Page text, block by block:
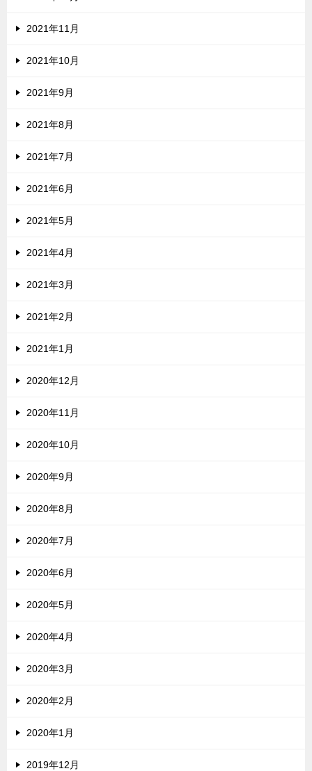
2021年11月
2021年10月
2021年9月
2021年8月
2021年7月
2021年6月
2021年5月
2021年4月
2021年3月
2021年2月
2021年1月
2020年12月
2020年11月
2020年10月
2020年9月
2020年8月
2020年7月
2020年6月
2020年5月
2020年4月
2020年3月
2020年2月
2020年1月
2019年12月